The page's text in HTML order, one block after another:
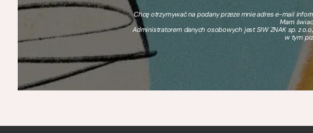
Chcę otrzymywać na podany przeze mnie adres e-mail
Mam
Administratorem danych osobowych jest SIW ZNAK sp. z
w tym